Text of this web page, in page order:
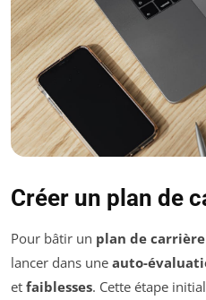
Créer un plan de
Pour bâtir un plan de carrière
lancer dans une auto-
et faiblesses. Cette étape